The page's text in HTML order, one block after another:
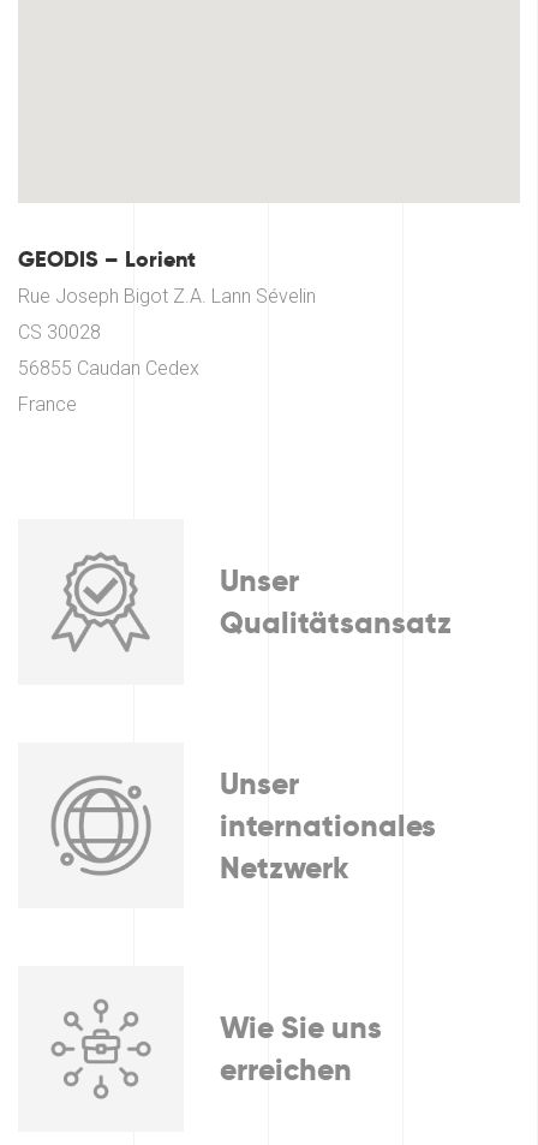
GEODIS – Lorient
Rue Joseph Bigot Z.A. Lann Sévelin
CS 30028
56855 Caudan Cedex
France
Unser
Qualitätsansatz
Unser
internationales
Netzwerk
Wie Sie uns
erreichen